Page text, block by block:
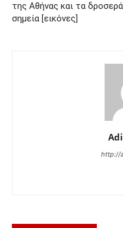
της Αθήνας και τα δροσερά
σημεία [εικόνες]
http://